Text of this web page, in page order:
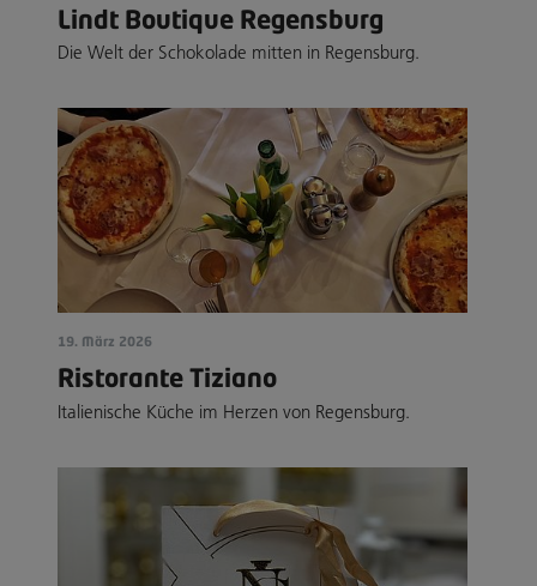
Lindt Boutique Regensburg
Die Welt der Schokolade mitten in Regensburg.
19. März 2026
Ristorante Tiziano
Italienische Küche im Herzen von Regensburg.